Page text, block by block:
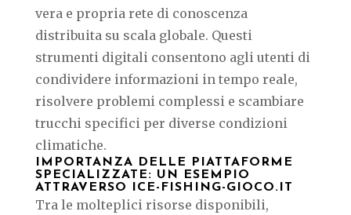
vera e propria rete di conoscenza
distribuita su scala globale. Questi
strumenti digitali consentono agli utenti di
condividere informazioni in tempo reale,
risolvere problemi complessi e scambiare
trucchi specifici per diverse condizioni
climatiche.
IMPORTANZA DELLE PIATTAFORME
SPECIALIZZATE: UN ESEMPIO
ATTRAVERSO ICE-FISHING-GIOCO.IT
Tra le molteplici risorse disponibili,